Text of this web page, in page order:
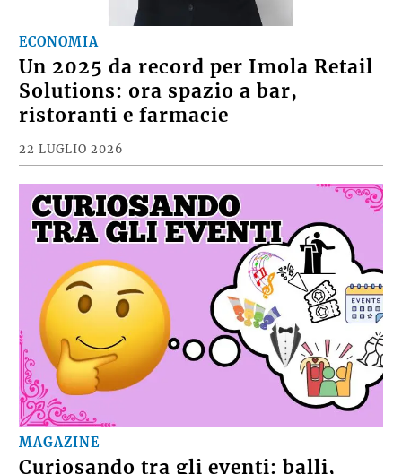
ECONOMIA
Un 2025 da record per Imola Retail
Solutions: ora spazio a bar,
ristoranti e farmacie
22 LUGLIO 2026
MAGAZINE
Curiosando tra gli eventi: balli,